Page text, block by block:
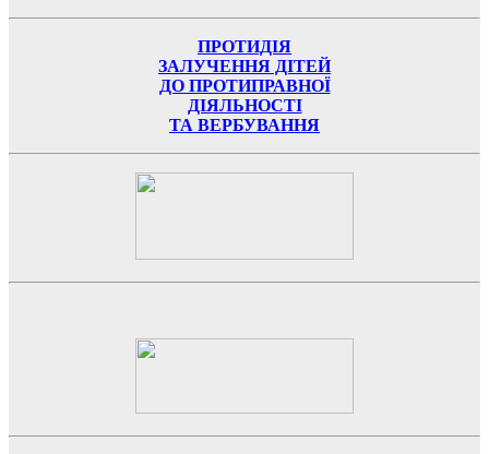
ПРОТИДІЯ
ЗАЛУЧЕННЯ ДІТЕЙ
ДО ПРОТИПРАВНОЇ
ДІЯЛЬНОСТІ
ТА ВЕРБУВАННЯ